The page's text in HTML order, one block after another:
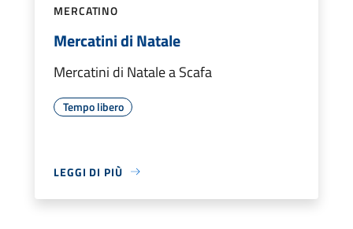
MERCATINO
Mercatini di Natale
Mercatini di Natale a Scafa
Tempo libero
LEGGI DI PIÙ